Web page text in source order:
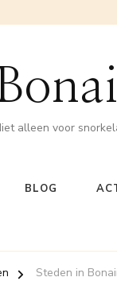
alleen voor
BLOG
Steden in